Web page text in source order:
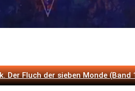
Der Fluch der sieben Monde (Band